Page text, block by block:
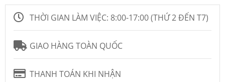
THỜI GIAN LÀM VIỆC: 8:00-17:00 (THỨ 2 ĐẾN T7)
GIAO HÀNG TOÀN QUỐC
THANH TOÁN KHI NHẬN